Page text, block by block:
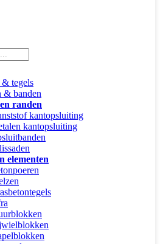
& tegels
& banden
randen
kantopsluiting
kantopsluiting
elementen